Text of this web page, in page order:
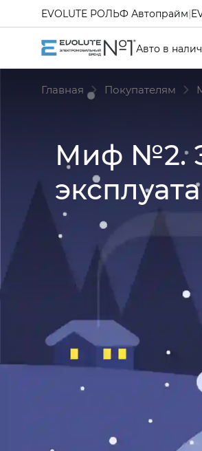
EVOLUTE РОЛЬФ Автопрайм|
Авто в
Главная Покупателям
Миф №2.